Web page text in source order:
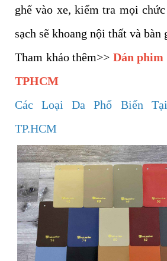
ghế vào xe, kiểm tra mọi
sạch sẽ khoang nội thất và bàn
Tham khảo thêm>> Dán phim
TPHCM
Các Loại Da Phổ Biến
TP.HCM